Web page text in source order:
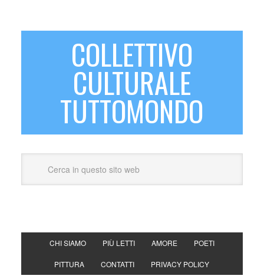
COLLETTIVO
CULTURALE
TUTTOMONDO
CHI SIAMO PIÙ LETTI AMORE POETI
PITTURA CONTATTI PRIVACY POLICY